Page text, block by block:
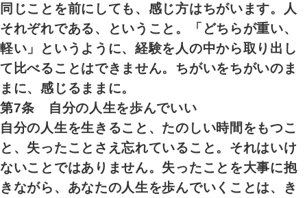
同じことを前にしても、感じ方はちがいます。人
それぞれである、ということ。「どちらが重い、
軽い」というように、経験を人の中から取り出し
て比べることはできません。ちがいをちがいのま
まに、感じるままに。
第7条 自分の人生を歩んでいい
自分の人生を生きること、たのしい時間をもつこ
と、失ったことさえ忘れていること。それはいけ
ないことではありません。失ったことを大事に抱
きながら、あなたの人生を歩んでいくことは、き